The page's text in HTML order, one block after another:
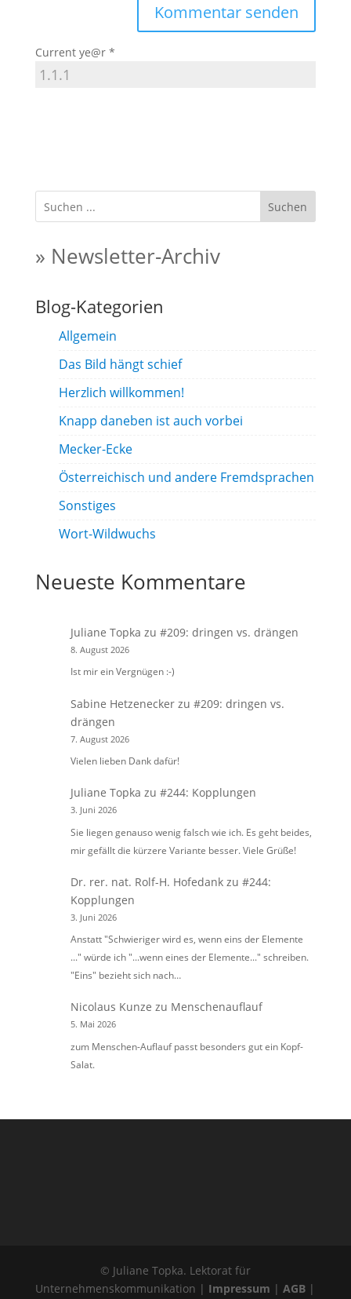
Current ye@r *
Suchen
» Newsletter-Archiv
Blog-Kategorien
Allgemein
Das Bild hängt schief
Herzlich willkommen!
Knapp daneben ist auch vorbei
Mecker-Ecke
Österreichisch und andere Fremdsprachen
Sonstiges
Wort-Wildwuchs
Neueste Kommentare
Juliane Topka zu#209: dringen vs. drängen
8. August 2026
Ist mir ein Vergnügen :-)
Sabine Hetzenecker zu#209: dringen vs.
drängen
7. August 2026
Vielen lieben Dank dafür!
Juliane Topka zu#244: Kopplungen
3. Juni 2026
Sie liegen genauso wenig falsch wie ich. Es geht beides,
mir gefällt die kürzere Variante besser. Viele Grüße!
Dr. rer. nat. Rolf-H. Hofedank zu#244:
Kopplungen
3. Juni 2026
Anstatt "Schwieriger wird es, wenn eins der Elemente
..." würde ich "...wenn eines der Elemente..." schreiben.
"Eins" bezieht sich nach…
Nicolaus Kunze zu Menschenauflauf
5. Mai 2026
zum Menschen-Auflauf passt besonders gut ein Kopf-
Salat.
© Juliane Topka. Lektorat für
Unternehmenskommunikation | Impressum |AGB |